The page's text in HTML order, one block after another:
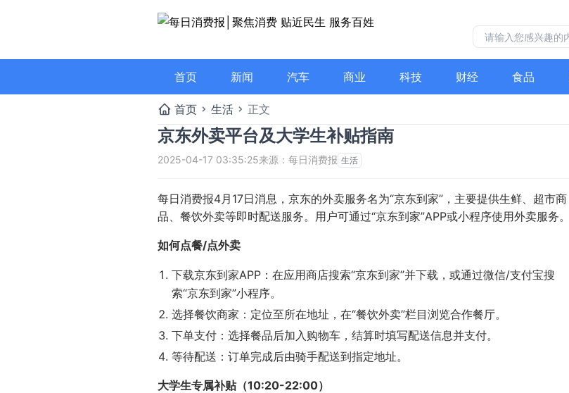
首页 新闻 汽车 商业 科技 财经 食品
首页 生活 正文
京东外卖平台及大学生补贴指南
2025-04-17 03:35:25来源：每日消费报 生活
每日消费报4月17日消息， 京东的外卖服务名为“京东到家”，主要提供生鲜、超市商
品、餐饮外卖等即时配送服务。用户可通过“京东到家”APP或小程序使用外卖服务。
如何点餐/点外卖
下载京东到家APP：在应用商店搜索“京东到家”并下载，或通过微信/支付宝搜
索“京东到家”小程序。
选择餐饮商家：定位至所在地址，在“餐饮外卖”栏目浏览合作餐厅。
下单支付：选择餐品后加入购物车，结算时填写配送信息并支付。
等待配送：订单完成后由骑手配送到指定地址。
大学生专属补贴（10:20-22:00）
京东外卖平台及大学生补贴指南
2025-04-17 03:35:25